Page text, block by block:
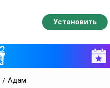
Адам
Установить